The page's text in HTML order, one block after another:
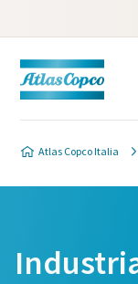
Atlas Copco Italia